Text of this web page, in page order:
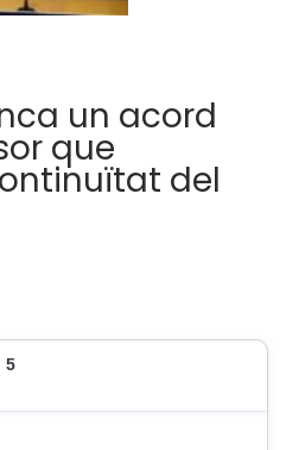
un acord
que
del
5